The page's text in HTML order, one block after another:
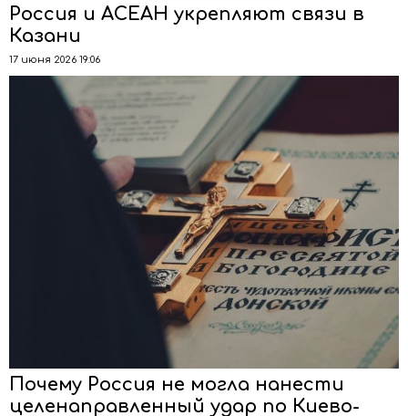
Россия и АСЕАН укрепляют связи в
Казани
17 июня 2026 19:06
Почему Россия не могла нанести
целенаправленный удар по Киево-